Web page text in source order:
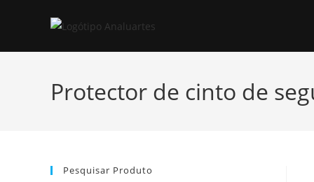
Protector de cinto de
Pesquisar Produto